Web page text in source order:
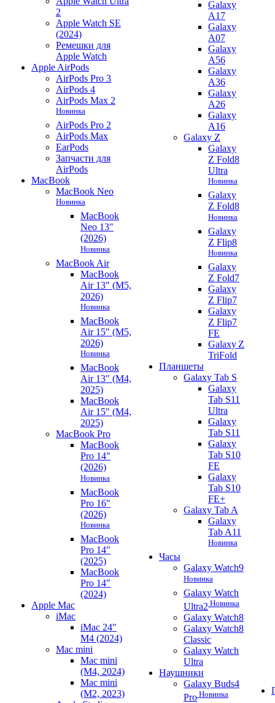
2
Apple Watch SE
(2024)
Ремешки для
Apple Watch
Apple AirPods
AirPods Pro 3
AirPods 4
AirPods Max 2
Новинка
AirPods Pro 2
AirPods Max
EarPods
Запчасти для
AirPods
MacBook
MacBook Neo
Новинка
MacBook
Neo 13"
(2026)
Новинка
MacBook Air
MacBook
Air 13" (M5,
2026)
Новинка
MacBook
Air 15" (M5,
2026)
Новинка
MacBook
Air 13" (M4,
2025)
MacBook
Air 15" (M4,
2025)
MacBook Pro
MacBook
Pro 14"
(2026)
Новинка
MacBook
Pro 16"
(2026)
Новинка
MacBook
Pro 14"
(2025)
MacBook
Pro 14"
(2024)
Apple Mac
iMac
iMac 24"
M4 (2024)
Mac mini
Mac mini
(M4, 2024)
Mac mini
(M2, 2023)
Galaxy
A17
Galaxy
A07
Galaxy
A56
Galaxy
A36
Galaxy
A26
Galaxy
A16
Galaxy Z
Galaxy
Z Fold8
Ultra
Новинка
Galaxy
Z Fold8
Новинка
Galaxy
Z Flip8
Новинка
Galaxy
Z Fold7
Galaxy
Z Flip7
Galaxy
Z Flip7
FE
Galaxy Z
TriFold
Планшеты
Galaxy Tab S
Galaxy
Tab S11
Ultra
Galaxy
Tab S11
Galaxy
Tab S10
FE
Galaxy
Tab S10
FE+
Galaxy Tab A
Galaxy
Tab A11
Новинка
Часы
Galaxy Watch9
Новинка
Galaxy Watch
Ultra2 Новинка
Galaxy Watch8
Galaxy Watch8
Classic
Galaxy Watch
Ultra
Наушники
Galaxy Buds4
Pro Новинка